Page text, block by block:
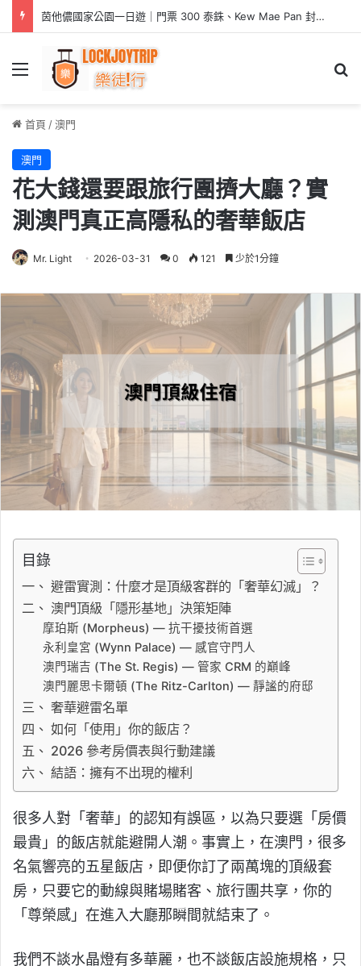
茵他儂國家公園一日遊｜門票 300 泰銖、Kew Mae Pan 封閉季與強制導遊要先知道
Menu
首頁 /澳門
澳門
花大錢還要跟旅行團擠大廳？實
測澳門真正高隱私的奢華飯店
Mr. Light 2026-03-31 0 121 少於1分鐘
目錄
一、 避雷實測：什麼才是頂級客群的「奢華幻滅」？
二、 澳門頂級「隱形基地」決策矩陣
摩珀斯 (Morpheus) — 抗干擾技術首選
永利皇宮 (Wynn Palace) — 感官守門人
澳門瑞吉 (The St. Regis) — 管家 CRM 的巔峰
澳門麗思卡爾頓 (The Ritz-Carlton) — 靜謐的府邸
三、 奢華避雷名單
四、 如何「使用」你的飯店？
五、 2026 參考房價表與行動建議
六、 結語：擁有不出現的權利
很多人對「奢華」的認知有誤區，以為只要選「房價
最貴」的飯店就能避開人潮。事實上，在澳門，很多
名氣響亮的五星飯店，即便你訂了兩萬塊的頂級套
房，只要它的動線與賭場賭客、旅行團共享，你的
「尊榮感」在進入大廳那瞬間就結束了。
我們不談水晶燈有多華麗，也不談飯店設施規格，只